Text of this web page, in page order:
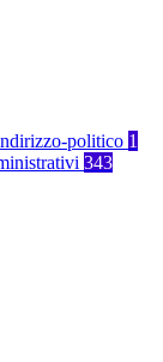
politico 1
343